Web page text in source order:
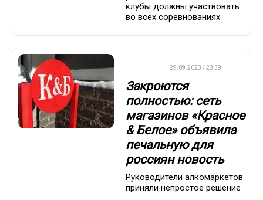
клубы должны участвовать
во всех соревнованиях
29.09.2023 / 23:39
Закроются
полностью: сеть
магазинов «Красное
& Белое» объявила
печальную для
россиян новость
Руководители алкомаркетов
приняли непростое решение